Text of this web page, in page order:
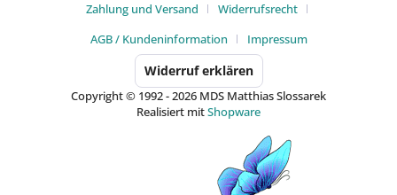
Zahlung und Versand
Widerrufsrecht
AGB / Kundeninformation
Impressum
Widerruf erklären
Copyright © 1992 - 2026 MDS Matthias Slossarek
Realisiert mitShopware